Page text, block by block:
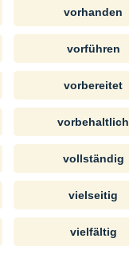
vorhanden
vorführen
vorbereitet
vorbehaltlich
vollständig
vielseitig
vielfältig